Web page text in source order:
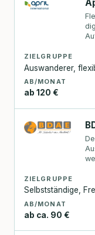
ZIELGRUPPE
Auswanderer,
AB/MONAT
ab 120 €
ZIELGRUPPE
Selbstständige,
AB/MONAT
ab ca. 90 €